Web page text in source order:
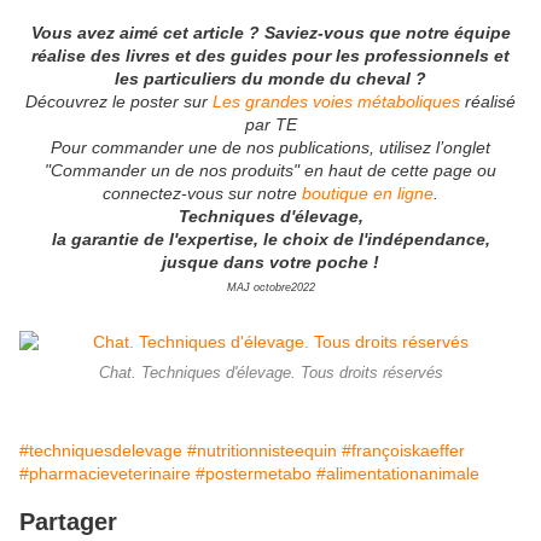
Vous avez aimé cet article ? Saviez-vous que notre équipe
réalise des livres et des guides pour les professionnels et
les particuliers du monde du cheval ?
Découvrez le poster sur Les grandes voies métaboliques réalisé
par TE
Pour commander une de nos publications, utilisez l’onglet
"Commander un de nos produits" en haut de cette page ou
connectez-vous sur notre boutique en ligne
Techniques d'élevage,
la garantie de l'expertise, le choix de l'indépendance,
jusque dans votre poche !
MAJ octobre2022
Chat. Techniques d'élevage. Tous droits réservés
#techniquesdelevage #nutritionnisteequin #françoiskaeffer
#pharmacieveterinaire #postermetabo #alimentationanimale
Partager